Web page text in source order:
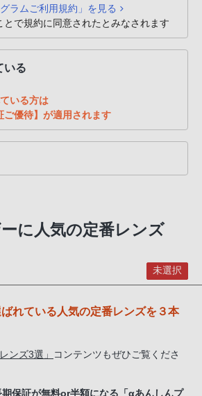
ラムご利用規約」を見る
とで規約に同意されたとみなされます
いる
いる方は
ご優待】が適用されます
に人気の定番レンズ
未選択
れている人気の定番レンズを３本
ンズ3選」
コンテンツもぜひご覧くださ
保証が無料or半額になる「αあんしんプ